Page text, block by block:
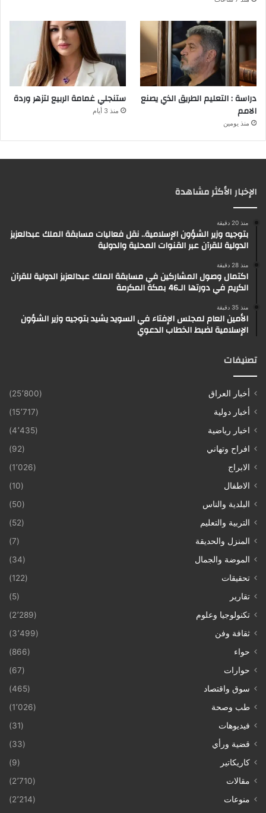
دراسة : التعليم الطريق الذي يصنع
الامم
منذ يومين
ستنجلي غمامة الربيع لتزهر وردة
منذ 3 أيام
الإخبار الأكثر مشاهدة
منذ 20 دقيقة
بتوجيه وزير الشؤون الإسلامية.. نقل فعاليات مسابقة الملك عبدالعزيز
الدولية للقرآن عبر القنوات المحلية والدولية
منذ 28 دقيقة
اكتمال وصول المشاركين في مسابقة الملك عبدالعزيز الدولية للقرآن
الكريم في دورتها الـ46 بمكة المكرمة
منذ 35 دقيقة
الأمين العام لمجلس الإفتاء في السويد يشيد بتوجيه وزير الشؤون
الإسلامية لضبط الخطاب الدعوي
تصنيفات
أخبار العراق
(25٬800)
أخبار دولية
(15٬717)
اخبار رياضية
(4٬435)
افراح وتهاني
(92)
الابراج
(1٬026)
الاطفال
(10)
البلدية والناس
(50)
التربية والتعليم
(52)
المنزل والحديقة
(7)
الموضة والجمال
(34)
تحقيقات
(122)
تقارير
(5)
تكنولوجيا وعلوم
(2٬289)
ثقافة وفن
(3٬499)
حواء
(866)
حوارات
(67)
سوق واقتصاد
(465)
طب وصحة
(1٬026)
فيديوهات
(31)
قضية ورأي
(33)
كاريكاتير
(9)
مقالات
(2٬710)
منوعات
(2٬214)